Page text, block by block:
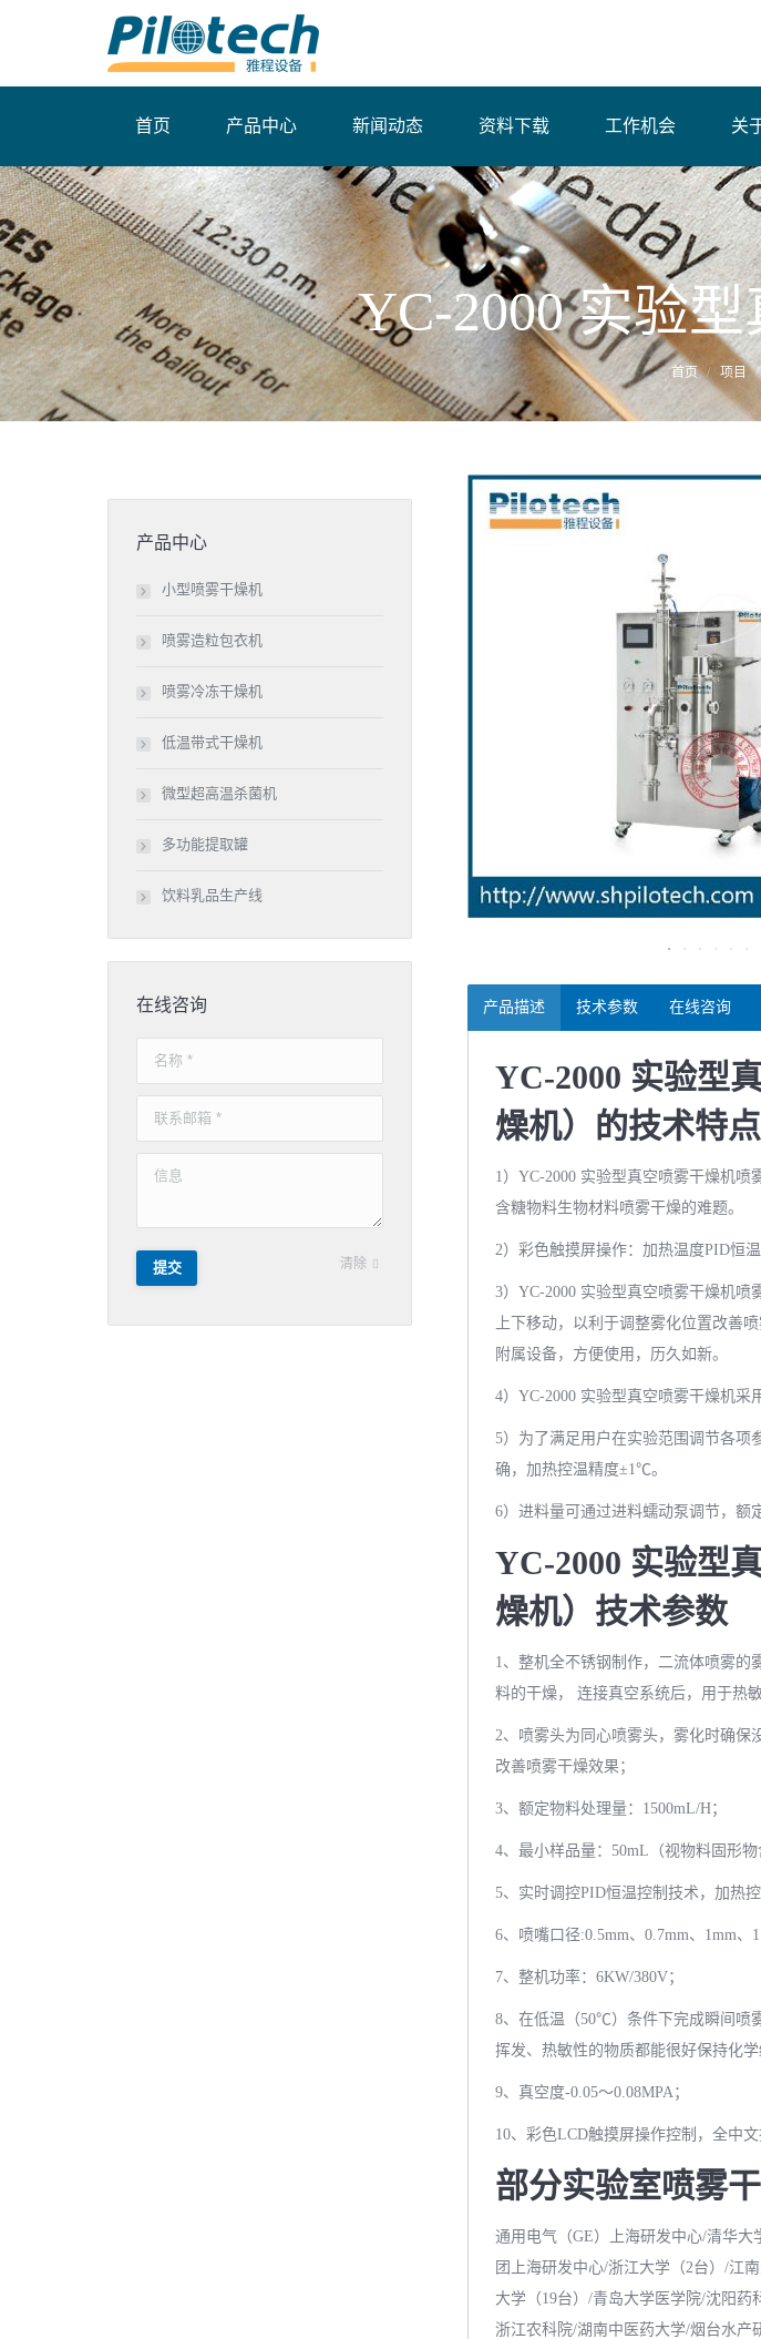
首页 产品中心 新闻动态 资料下载 工作机会 关
YC-2000 实验
当前位置： 首页 项目
产品描述 技术参数 在线咨询
YC-2000 实验型
燥机）的技术特点
1）YC-2000 实验型真空喷雾干燥机
含糖物料生物材料喷雾干燥的难题。
2）彩色触摸屏操作：加热温度PID恒
3）YC-2000 实验型真空喷雾干燥机
上下移动，以利于调整雾化位置改善
附属设备，方便使用，历久如新。
4）YC-2000 实验型真空喷雾干燥机采
5）为了满足用户在实验范围调节各项
确，加热控温精度±1℃。
6）进料量可通过进料蠕动泵调节，额
YC-2000 实验型
燥机）技术参数
1、整机全不锈钢制作，二流体喷雾
料的干燥， 连接真空系统后，用于热
2、喷雾头为同心喷雾头，雾化时确保
改善喷雾干燥效果；
3、额定物料处理量：1500mL/H；
4、最小样品量：50mL（视物料固形物
5、实时调控PID恒温控制技术，加热
6、喷嘴口径:0.5mm、0.7mm、1mm
7、整机功率：6KW/380V；
8、在低温（50℃）条件下完成瞬间喷
挥发、热敏性的物质都能很好保持化学
9、真空度-0.05～0.08MPA；
10、彩色LCD触摸屏操作控制，全中文
部分实验室喷雾
通用电气（GE）上海研发中心/清华
团上海研发中心/浙江大学（2台）/江
大学（19台）/青岛大学医学院/沈阳
浙江农科院/湖南中医药大学/烟台水
产品中心
小型喷雾干燥机
喷雾造粒包衣机
喷雾冷冻干燥机
低温带式干燥机
微型超高温杀菌机
多功能提取罐
饮料乳品生产线
在线咨询
名称 *
联系邮箱 *
信息
提交 清除